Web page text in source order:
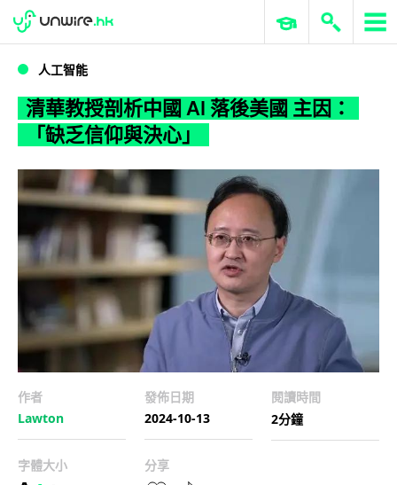
WWDC 2026 ERP 與商業 AI
人工智能
清華教授剖析中國 AI 落後美國 主因：
「缺乏信仰與決心」
作者
Lawton
發佈日期
2024-10-13
閱讀時間
2分鐘
字體大小 分享